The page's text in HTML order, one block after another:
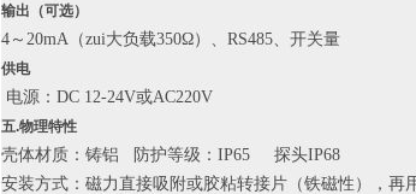
输出（可选）
4～20mA（zui大负载350Ω）、RS485、开关量
供电
电源：DC 12-24V或AC220V
五.物理特性
壳体材质：铸铝 防护等级：IP65 探头IP68
安装方式：磁力直接吸附或胶粘转接片（铁磁性），再